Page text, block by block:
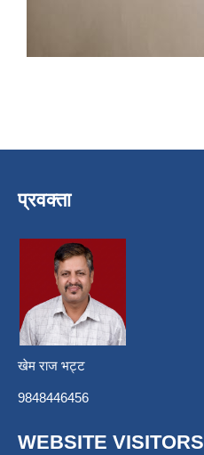
प्रवक्ता
खेम राज भट्ट
9848446456
WEBSITE VISITORS